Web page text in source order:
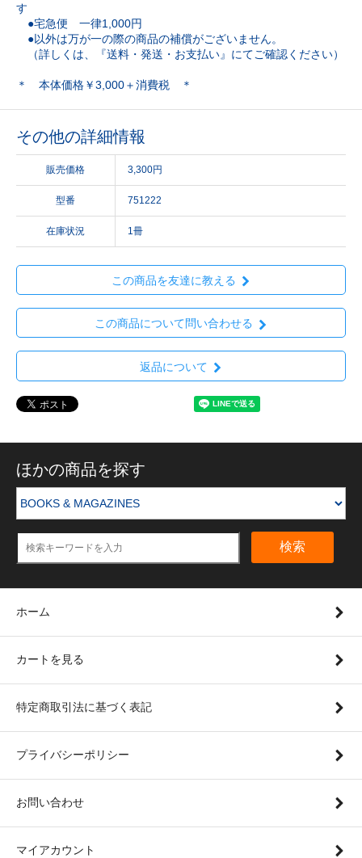
す
●宅急便 一律1,000円
●以外は万が一の際の商品の補償がございません。
（詳しくは、『送料・発送・お支払い』にてご確認ください）
＊ 本体価格￥3,000＋消費税 ＊
その他の詳細情報
販売価格 3,300円
型番 751222
在庫状況 1冊
この商品を友達に教える
この商品について問い合わせる
返品について
ほかの商品を探す
検索
ホーム
カートを見る
特定商取引法に基づく表記
プライバシーポリシー
お問い合わせ
マイアカウント